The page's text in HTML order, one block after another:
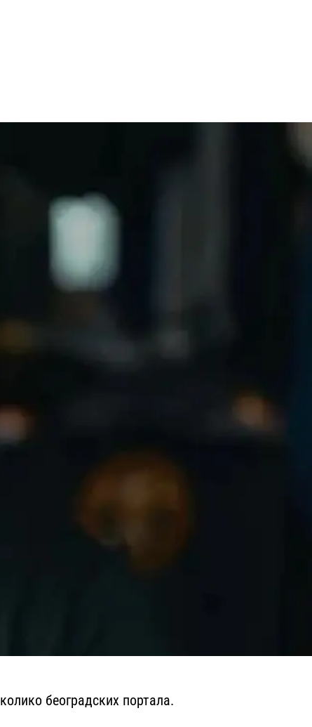
београдских портала.